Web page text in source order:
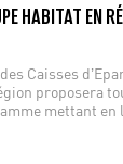
HABITAT EN
Caisses
proposera
mettant en